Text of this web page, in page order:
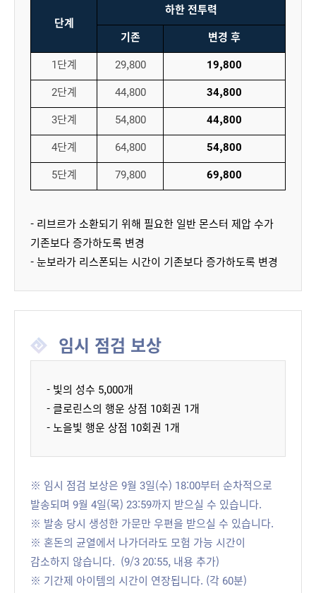
단계
하한 전투력
기존
변경 후
1단계
29,800
19,800
2단계
44,800
34,800
3단계
54,800
44,800
4단계
64,800
54,800
5단계
79,800 69,800
- 리브르가 소환되기 위해 필요한 일반 몬스터 제압 수가
기존보다 증가하도록 변경
- 눈보라가 리스폰되는 시간이 기존보다 증가하도록 변경
임시 점검 보상
- 빛의 성수 5,000개
- 클로린스의 행운 상점 10회권 1개
- 노을빛 행운 상점 10회권 1개
※ 임시 점검 보상은 9월 3일(수) 18:00부터 순차적으로
발송되며 9월 4일(목) 23:59까지 받으실 수 있습니다.
※ 발송 당시 생성한 가문만 우편을 받으실 수 있습니다.
※ 혼돈의 균열에서 나가더라도 모험 가능 시간이
감소하지 않습니다. (9/3 20:55, 내용 추가)
※ 기간제 아이템의 시간이 연장됩니다. (각 60분)